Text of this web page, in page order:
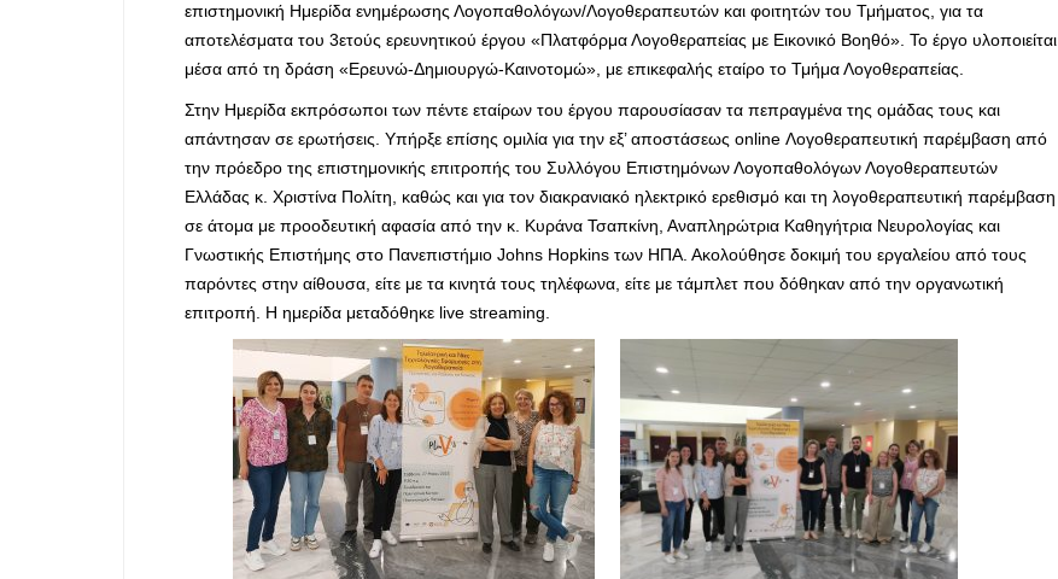
επιστημονική Ημερίδα ενημέρωσης Λογοπαθολόγων/Λογοθεραπευτών και φοιτητών του Τμήματος, για τα
αποτελέσματα του 3ετούς ερευνητικού έργου «Πλατφόρμα Λογοθεραπείας με Εικονικό Βοηθό». Το έργο υλοποιείται
μέσα από τη δράση «Ερευνώ-Δημιουργώ-Καινοτομώ», με επικεφαλής εταίρο το Τμήμα Λογοθεραπείας.
Στην Ημερίδα εκπρόσωποι των πέντε εταίρων του έργου παρουσίασαν τα πεπραγμένα της ομάδας τους και
απάντησαν σε ερωτήσεις. Υπήρξε επίσης ομιλία για την εξ’ αποστάσεως online Λογοθεραπευτική παρέμβαση από
την πρόεδρο της επιστημονικής επιτροπής του Συλλόγου Επιστημόνων Λογοπαθολόγων Λογοθεραπευτών
Ελλάδας κ. Χριστίνα Πολίτη, καθώς και για τον διακρανιακό ηλεκτρικό ερεθισμό και τη λογοθεραπευτική παρέμβαση
σε άτομα με προοδευτική αφασία από την κ. Κυράνα Τσαπκίνη, Αναπληρώτρια Καθηγήτρια Νευρολογίας και
Γνωστικής Επιστήμης στο Πανεπιστήμιο Johns Hopkins των ΗΠΑ. Ακολούθησε δοκιμή του εργαλείου από τους
παρόντες στην αίθουσα, είτε με τα κινητά τους τηλέφωνα, είτε με τάμπλετ που δόθηκαν από την οργανωτική
επιτροπή. Η ημερίδα μεταδόθηκε live streaming.